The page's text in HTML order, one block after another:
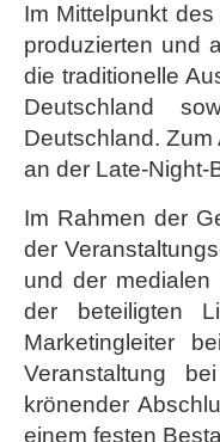
Im Mittelpunkt
produzierten und
die traditionelle
Deutschland
Deutschland.
an der Late-Night-
Im Rahmen der
der
und der medialen
der beteiligten
Marketingleiter
Veranstaltung
krönender
einem festen